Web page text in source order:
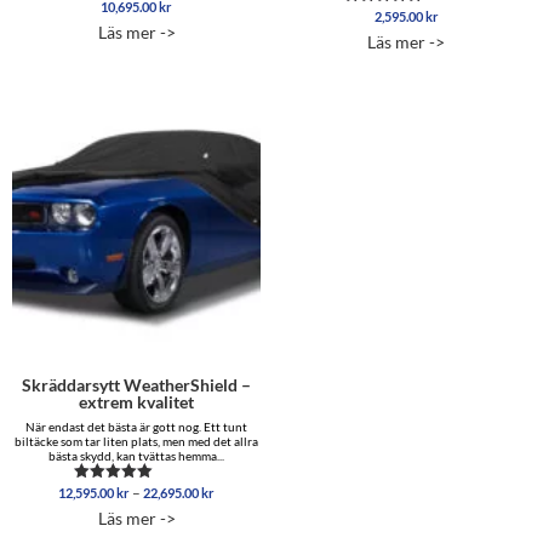
10,695.00kr
Läs mer ->
Betygsatt
av 5
2,595.00kr
Läs mer ->
Skräddarsytt WeatherShield –
extrem kvalitet
När endast det bästa är gott nog. Ett tunt
biltäcke som tar liten plats, men med det allra
bästa skydd, kan tvättas hemma...
Betygsatt
av 5
12,595.00kr – 22,695.00krPrisintervall:
Läs mer ->